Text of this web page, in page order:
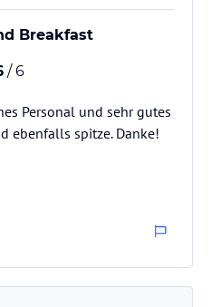
Breakfast
/ 6
Personal und sehr gutes
ebenfalls spitze. Danke!